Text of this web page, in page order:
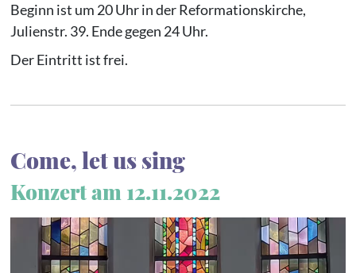
Beginn ist um 20 Uhr in der Reformationskirche,
Julienstr. 39. Ende gegen 24 Uhr.
Der Eintritt ist frei.
Come, let us sing
Konzert am 12.11.2022